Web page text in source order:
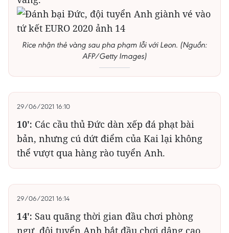
Rice nhận thẻ vàng sau pha phạm lỗi với Leon. (Nguồn:
AFP/Getty Images)
29/06/2021 16:10
10': Các cầu thủ Đức dàn xếp đá phạt bài
bản, nhưng cú dứt điểm của Kai lại không
thể vượt qua hàng rào tuyển Anh.
29/06/2021 16:14
14': Sau quãng thời gian đầu chơi phòng